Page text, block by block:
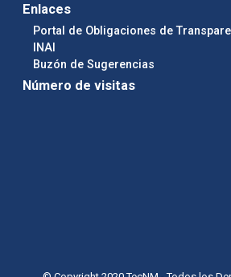
Enlaces
Portal de Obligaciones de
INAI
Buzón de Sugerencias
Número de visitas